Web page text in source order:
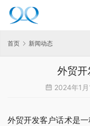
首页 新闻动态
外贸
2024年1
外贸开发客户话术是